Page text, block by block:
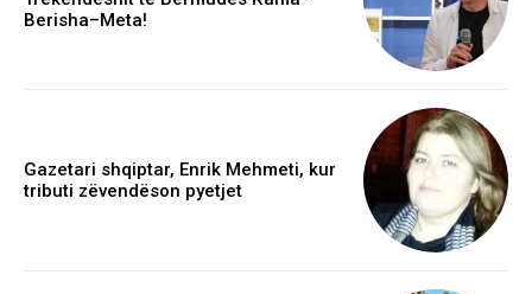
Berisha–Meta!
Gazetari shqiptar, Enrik Mehmeti, kur
tributi zëvendëson pyetjet